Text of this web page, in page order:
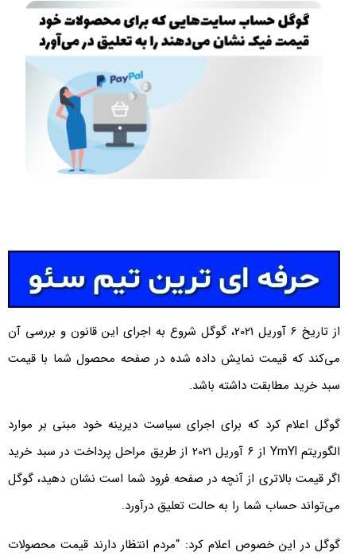
از تاریخ 6 آوریل 2021، گوگل شروع به اجرای این قانون و بررسی آن
می‌کند که قیمت نمایش داده شده در صفحه محصول شما با قیمت
سبد خرید مطابقت داشته باشد.
گوگل اعلام کرد که برای اجرای سیاست دیرینه خود مبنی بر موارد
الگوریتم YmYl از 6 آوریل 2021 از طریق مراحل پرداخت در سبد خرید
اگر قیمت بالاتری از آنچه در صفحه فرود شما است نشان دهید، گوگل
می‌تواند حساب شما را به حالت تعلیق درآورد.
گوگل در این خصوص اعلام کرد: “مردم انتظار دارند قیمت محصولات